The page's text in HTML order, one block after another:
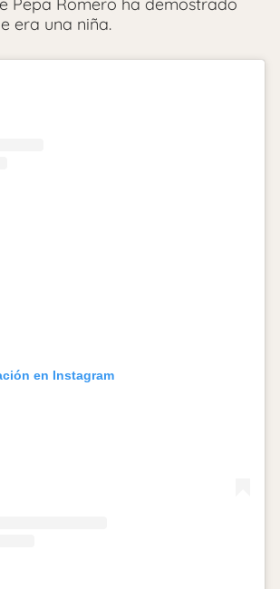
Pepa Romero ha demostrado
era una niña.
en Instagram